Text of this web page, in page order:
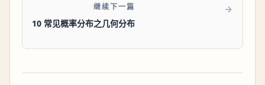
继续下一篇
10 常见概率分布之几何分布